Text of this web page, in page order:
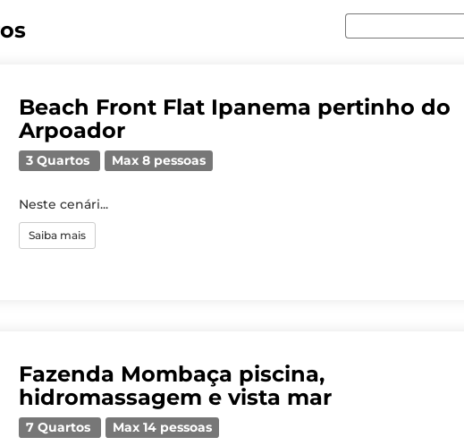
Beach Front Flat Ipanema pertinho do
Arpoador
3 Quartos Max 8 pessoas
Neste cenári...
Saiba mais
Fazenda Mombaça piscina,
hidromassagem e vista mar
7 Quartos Max 14 pessoas